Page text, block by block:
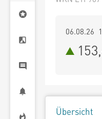
06.08.26
Übersicht